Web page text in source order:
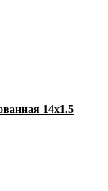
14х1.5